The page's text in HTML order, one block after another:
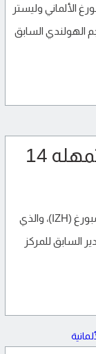
الألماني وليستر
الهولندي السابق
ألمانيا تطرد نائب خامنئي وتمهله 14
عقب 5 أسابيع من حظر المركز الإسلامي في هامبورغ (IZH)، والذي
السابق للمركز